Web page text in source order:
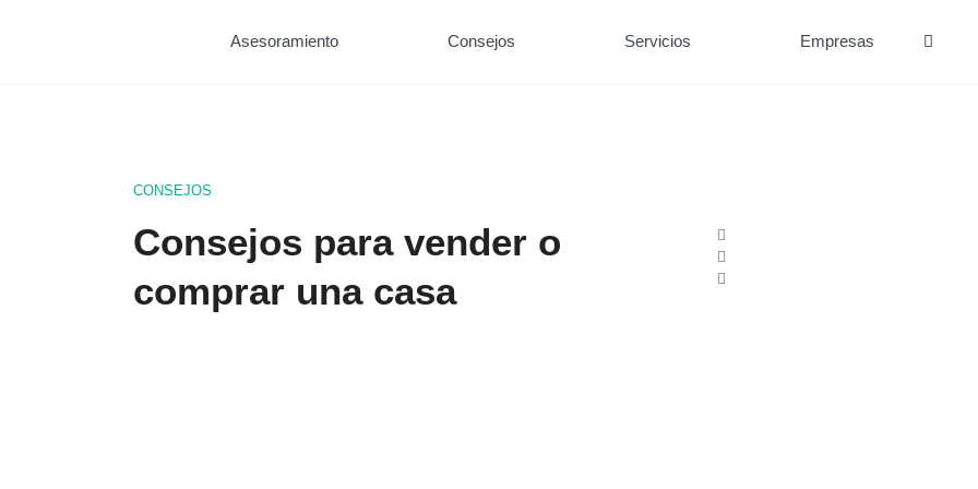
Asesoramiento Consejos Servicios Empresas
CONSEJOS
Consejos para vender o
comprar una casa